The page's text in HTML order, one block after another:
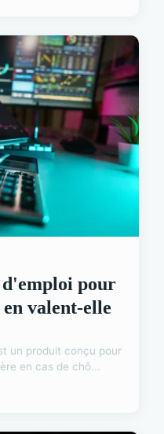
pour
valent-elle
un produit conçu pour
en cas de chô...